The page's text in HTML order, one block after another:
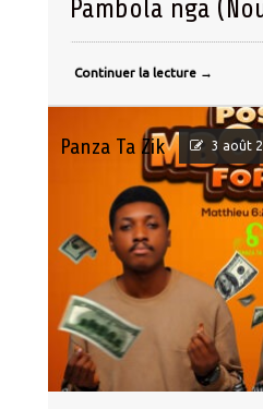
Pambola nga
Continuer la lecture →
Panza Ta Zik 3 août